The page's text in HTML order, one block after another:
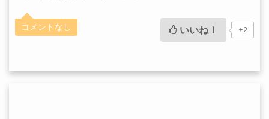
コメントなし いいね！ +2